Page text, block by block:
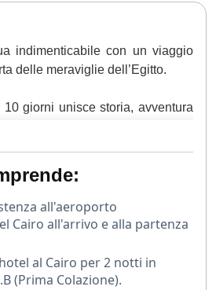
indimenticabile con un viaggio
delle meraviglie dell’Egitto.
giorni unisce storia, avventura
il Cairo, la crociera sul Nilo tra
affascinante capitale ricca di
la leggendaria Necropoli di Giza,
le Piramidi di Cheope,Chefren
maestosa Sfinge.
all'aeroporto
Cairo all'arrivo e alla partenza
al Cairo per 2 notti in
(Prima Colazione).